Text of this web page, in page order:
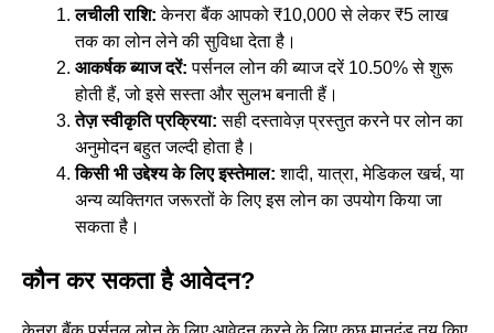
लचीली राशि: केनरा बैंक आपको ₹10,000 से लेकर ₹5 लाख
तक का लोन लेने की सुविधा देता है।
आकर्षक ब्याज दरें: पर्सनल लोन की ब्याज दरें 10.50% से शुरू
होती हैं, जो इसे सस्ता और सुलभ बनाती हैं।
तेज़ स्वीकृति प्रक्रिया: सही दस्तावेज़ प्रस्तुत करने पर लोन का
अनुमोदन बहुत जल्दी होता है।
किसी भी उद्देश्य के लिए इस्तेमाल: शादी, यात्रा, मेडिकल खर्च, या
अन्य व्यक्तिगत जरूरतों के लिए इस लोन का उपयोग किया जा
सकता है।
कौन कर सकता हैआवेदन?